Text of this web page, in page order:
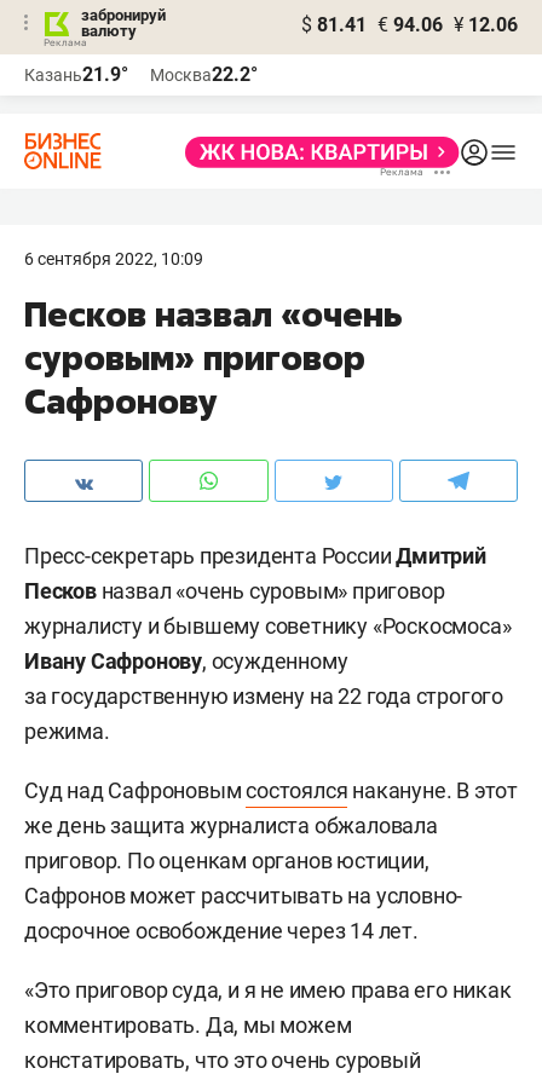
забронируй
валюту
$ 81.41 € 94.06 ¥ 12.06
Казань21.9° Москва22.2°
6 сентября 2022, 10:09
Песков назвал «очень
суровым» приговор
Сафронову
Пресс-секретарь президента РоссииДмитрий
Песковназвал «очень суровым» приговор
журналисту и бывшему советнику «Роскосмоса»
Ивану Сафронову, осужденному
за государственную измену на 22 года строгого
режима.
Суд над Сафроновымсостоялся накануне. В этот
же день защита журналиста обжаловала
приговор. По оценкам органов юстиции,
Сафронов может рассчитывать на условно-
досрочное освобождение через 14 лет.
«Это приговор суда, и я не имею права его никак
комментировать. Да, мы можем
констатировать, что это очень суровый